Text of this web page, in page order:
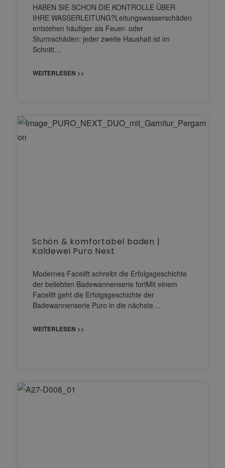
HABEN SIE SCHON DIE KONTROLLE ÜBER
IHRE WASSERLEITUNG?Leitungswasserschäden
entstehen häufiger als Feuer- oder
Sturmschäden: jeder zweite Haushalt ist im
Schnitt…
WEITERLESEN >>
Schön & komfortabel baden |
Kaldewei Puro Next
Modernes Facelift schreibt die Erfolgsgeschichte
der beliebten Badewannenserie fortMit einem
Facelift geht die Erfolgsgeschichte der
Badewannenserie Puro in die nächste…
WEITERLESEN >>